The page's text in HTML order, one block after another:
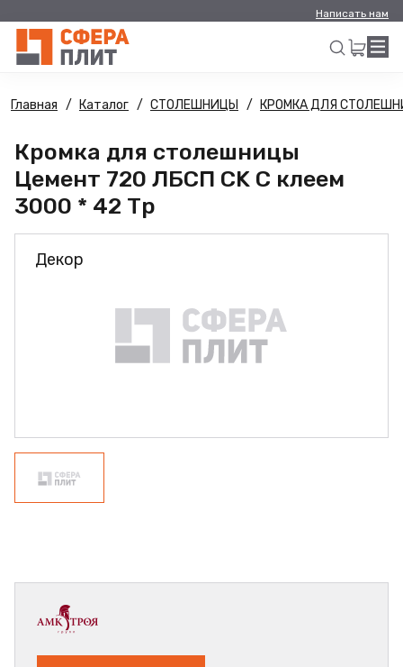
Написать нам
Искать
Главная Каталог СТОЛЕШНИЦЫ КРОМКА ДЛЯ
Кромка для столешницы
Цемент 720 ЛБСП CK С клеем
3000 * 42 Тр
Декор